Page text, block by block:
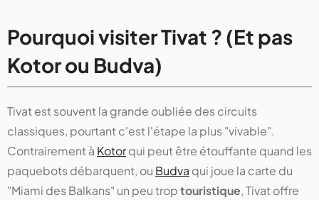
Pourquoi visiter Tivat ? (Et pas
Kotor ou Budva)
Tivat est souvent la grande oubliée des circuits
classiques, pourtant c'est l'étape la plus "vivable".
Contrairement à Kotorqui peut être étouffante quand les
paquebots débarquent, ou Budva qui joue la carte du
"Miami des Balkans" un peu troptouristique, Tivat offre